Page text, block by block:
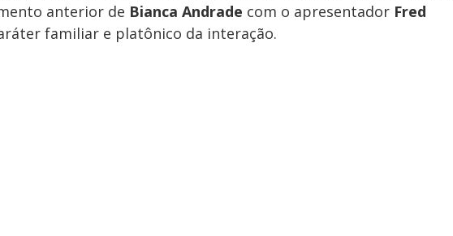
anterior de Bianca Andrade com o apresentador Fred
familiar e platônico da interação.